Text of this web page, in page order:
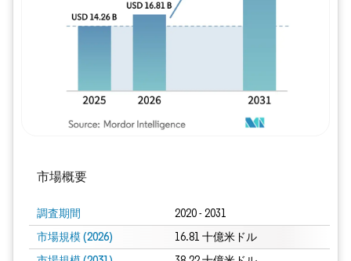
市場概要
調査期間 2020 - 2031
市場規模 (2026) 16.81 十億米ドル